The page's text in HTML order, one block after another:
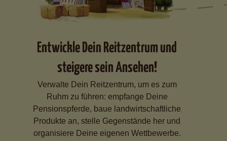
Entwickle Dein Reitzentrum und
steigere sein Ansehen!
Verwalte Dein Reitzentrum, um es zum
Ruhm zu führen: empfange Deine
Pensionspferde, baue landwirtschaftliche
Produkte an, stelle Gegenstände her und
organisiere Deine eigenen Wettbewerbe.